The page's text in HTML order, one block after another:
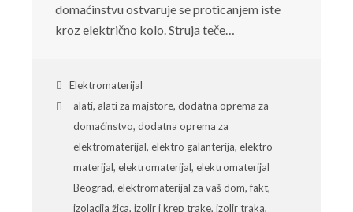
domaćinstvu ostvaruje se proticanjem iste
kroz električno kolo. Struja teče…
Elektromaterijal
alati, alati za majstore, dodatna oprema za
domaćinstvo, dodatna oprema za
elektromaterijal, elektro galanterija, elektro
materijal, elektromaterijal, elektromaterijal
Beograd, elektromaterijal za vaš dom,fakt,
izolacija žica, izolir i krep trake, izolir traka,